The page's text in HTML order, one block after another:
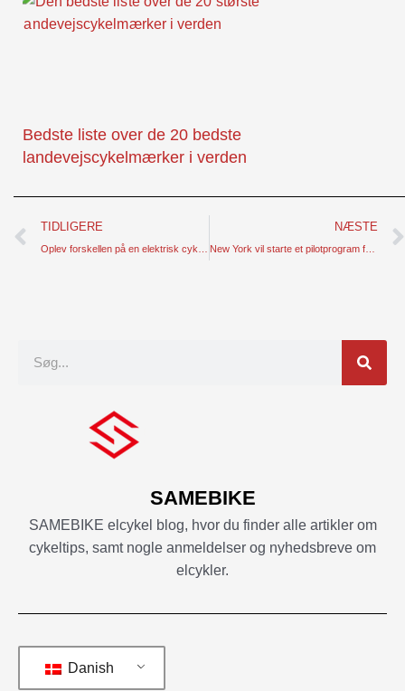
Bedste liste over de 20 bedste
landevejscykelmærker i verden
Prev
TIDLIGERE NÆSTE
SAMEBIKE
SAMEBIKE elcykel blog, hvor du finder alle artikler om
cykeltips, samt nogle anmeldelser og nyhedsbreve om
elcykler.
Danish